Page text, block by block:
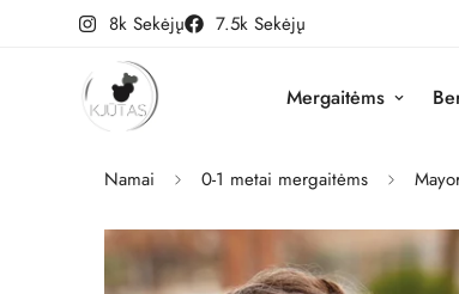
7.5k Sekėjų
8k Sekėjų
Mergaitėms
Namai 0-1 metai mergaitėms